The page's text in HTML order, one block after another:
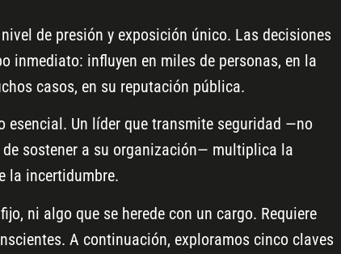
de presión y exposición único. Las decisiones
inmediato: influyen en miles de personas, en la
casos, en su reputación pública.
esencial. Un líder que transmite seguridad —no
sostener a su organización— multiplica la
la incertidumbre.
ni algo que se herede con un cargo. Requiere
A continuación, exploramos cinco claves